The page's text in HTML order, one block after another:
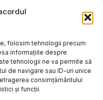
folosim tehnologii precum
informațiile despre
tehnologii ne va permite să
de navigare sau ID-uri unice
consimțământului
și funcții.